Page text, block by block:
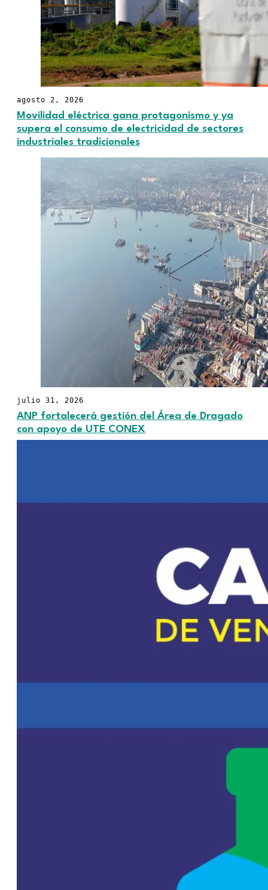
agosto 2, 2026
Movilidad eléctrica gana protagonismo y ya
supera el consumo de electricidad de sectores
industriales tradicionales
julio 31, 2026
ANP fortalecerá gestión del Área de Dragado
con apoyo de UTE CONEX